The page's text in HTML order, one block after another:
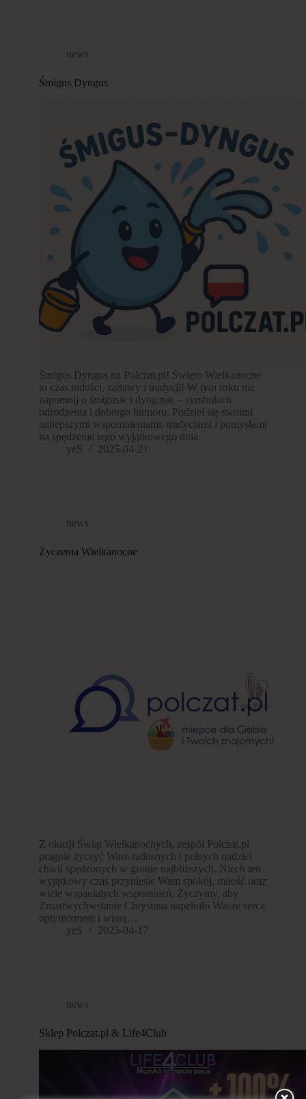
news
Śmigus Dyngus
Śmigus Dyngus na Polczat.pl! Święto Wielkanocne
to czas radości, zabawy i tradycji! W tym roku nie
zapomnij o śmigusie i dyngusie – symbolach
odrodzenia i dobrego humoru. Podziel się swoimi
najlepszymi wspomnieniami, tradycjami i pomysłami
na spędzenie tego wyjątkowego dnia.
yeS
2025-04-21
news
Życzenia Wielkanocne
Z okazji Świąt Wielkanocnych, zespół Polczat.pl
pragnie życzyć Wam radosnych i pełnych nadziei
chwil spędzonych w gronie najbliższych. Niech ten
wyjątkowy czas przyniesie Wam spokój, miłość oraz
wiele wspaniałych wspomnień. Życzymy, aby
Zmartwychwstanie Chrystusa napełniło Wasze serca
optymizmem i wiarą…
yeS
2025-04-17
news
Sklep Polczat.pl & Life4Club